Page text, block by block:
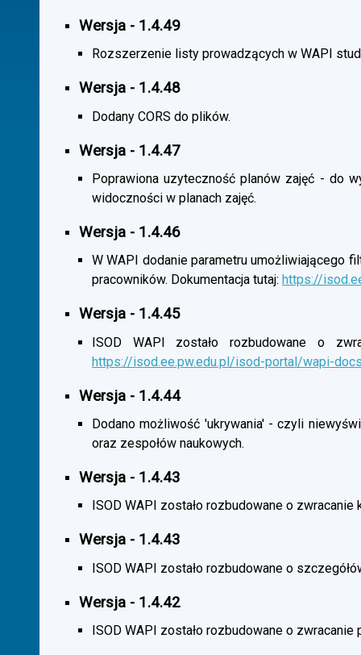
Wersja - 1.4.49
Rozszerzenie listy prowadzących w WAPI
Wersja - 1.4.48
Dodany CORS do plików.
Wersja - 1.4.47
Poprawiona uzyteczność planów zajęć - do
widoczności w planach zajęć.
Wersja - 1.4.46
W WAPI dodanie parametru umożliwiającego
pracowników. Dokumentacja tutaj: https://
Wersja - 1.4.45
ISOD WAPI zostało rozbudowane o
https://isod.ee.pw.edu.pl/isod-portal/wapi-
Wersja - 1.4.44
Dodano możliwość 'ukrywania' - czyli
oraz zespołów naukowych.
Wersja - 1.4.43
ISOD WAPI zostało rozbudowane o
Wersja - 1.4.43
ISOD WAPI zostało rozbudowane o
Wersja - 1.4.42
ISOD WAPI zostało rozbudowane o zwracanie